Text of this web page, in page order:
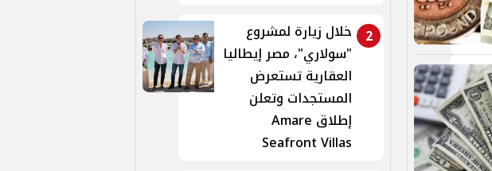
2
خلال زيارة لمشروع
"سولاري"، مصر إيطاليا
العقارية تستعرض
المستجدات وتعلن
إطلاق Amare
Seafront Villas